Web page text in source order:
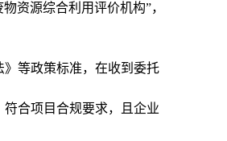
资源综合利用评价机构”，
等政策标准，在收到委托
合项目合规要求，且企业